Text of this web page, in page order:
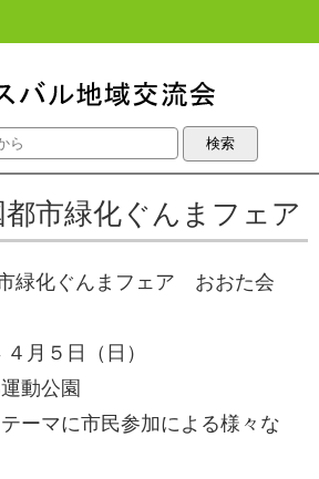
コンテンツに移動
市緑化ぐんまフェア
緑化ぐんまフェア おおた会
月５日（日）
動公園
ーマに市民参加による様々な